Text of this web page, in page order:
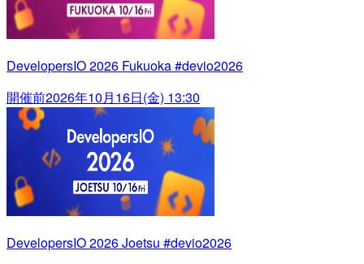
DevelopersIO 2026 Fukuoka #devio2026
開催前2026年10月16日(金) 13:30
DevelopersIO 2026 Joetsu #devio2026